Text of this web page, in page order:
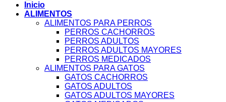
Inicio
ALIMENTOS
ALIMENTOS PARA PERROS
PERROS CACHORROS
PERROS ADULTOS
PERROS ADULTOS MAYORES
PERROS MEDICADOS
ALIMENTOS PARA GATOS
GATOS CACHORROS
GATOS ADULTOS
GATOS ADULTOS MAYORES